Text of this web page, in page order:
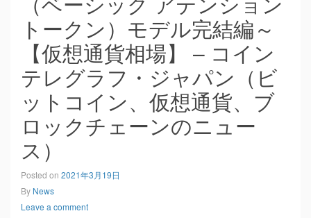
トークン）モデル完結編～
【仮想通貨相場】 – コイン
テレグラフ・ジャパン（ビ
ットコイン、仮想通貨、ブ
ロックチェーンのニュー
ス）
Posted on 2021年3月19日
By News
Leave a comment